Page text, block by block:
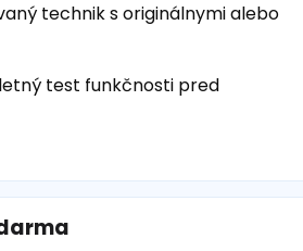
technik s originálnymi alebo
test funkčnosti pred